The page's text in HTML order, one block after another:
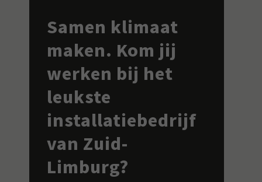
Samen klimaat
maken. Kom jij
werken bij het
leukste
installatiebedrijf
van Zuid-
Limburg?